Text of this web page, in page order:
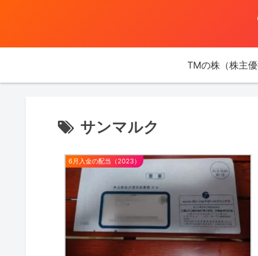
サンマルク
6月入金の配当（2023）